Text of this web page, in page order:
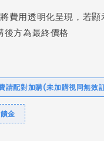
費用透明化呈現，若
後方為最終價格
請配對加購(未加購視同無效
金